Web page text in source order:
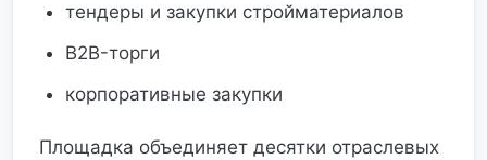
тендеры и закупки стройматериалов
B2B-торги
корпоративные закупки
Площадка объединяет десятки отраслевых